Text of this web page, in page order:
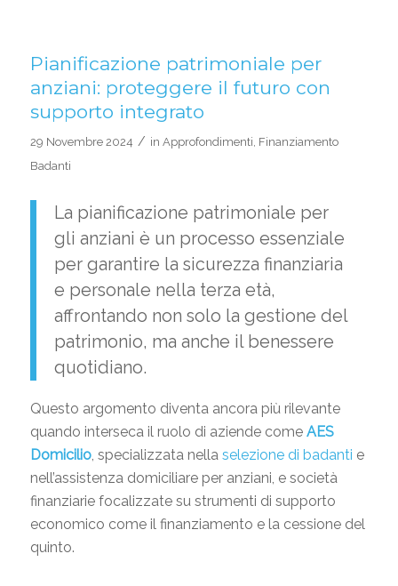
Pianificazione patrimoniale per
anziani: proteggere il futuro con
supporto integrato
29 Novembre 2024 / in Approfondimenti Finanziamento
Badanti
La pianificazione patrimoniale per
gli anziani è un processo essenziale
per garantire la sicurezza finanziaria
e personale nella terza età,
affrontando non solo la gestione del
patrimonio, ma anche il benessere
quotidiano.
Questo argomento diventa ancora più rilevante
quando interseca il ruolo di aziende come AES
Domicilio, specializzata nella selezione di badanti e
nell’assistenza domiciliare per anziani, e società
finanziarie focalizzate su strumenti di supporto
economico come il finanziamento e la cessione del
quinto.